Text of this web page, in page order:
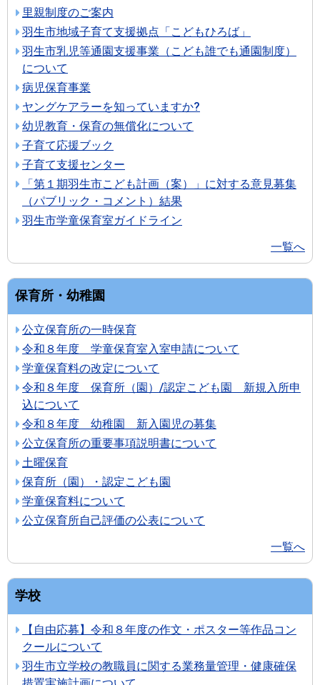
里親制度のご案内
羽生市地域子育て支援拠点「こどもひろば」
羽生市乳児等通園支援事業（こども誰でも通園制度）
について
病児保育事業
ヤングケアラーを知っていますか?
幼児教育・保育の無償化について
子育て応援ブック
子育て支援センター
「第１期羽生市こども計画（案）」に対する意見募集
（パブリック・コメント）結果
羽生市学童保育室ガイドライン
一覧へ
保育所・幼稚園
公立保育所の一時保育
令和８年度 学童保育室入室申請について
学童保育料の改定について
令和８年度 保育所（園）/認定こども園 新規入所申
込について
令和８年度 幼稚園 新入園児の募集
公立保育所の重要事項説明書について
土曜保育
保育所（園）・認定こども園
学童保育料について
公立保育所自己評価の公表について
一覧へ
学校
【自由応募】令和８年度の作文・ポスター等作品コン
クールについて
羽生市立学校の教職員に関する業務量管理・健康確保